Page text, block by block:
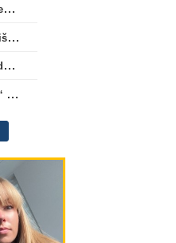
Marokietis N. Aguerdas sugrįš į „Real Sociedad“ klubą
L. Puccinelli: „P. Hojbergas yra visiškai susitelkęs darbui Marselyje“
G. Paberžis: „Man Žalgiris“ yra širdyje“
M. Ruggeri persikels į „Aston Villa“ ekipą